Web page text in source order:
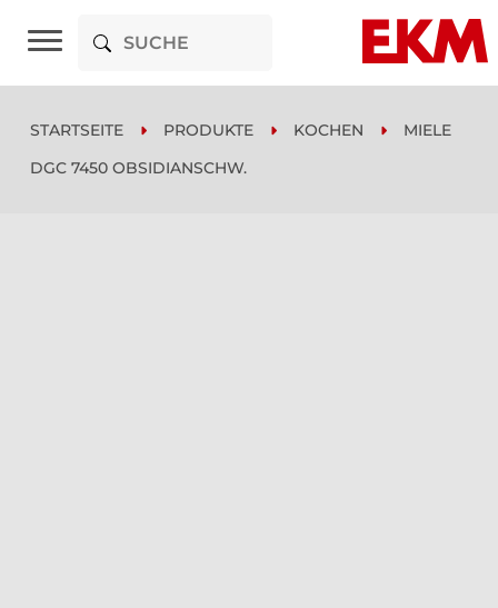
STARTSEITE PRODUKTE KOCHEN
MIELE
DGC 7450 OBSIDIANSCHW.